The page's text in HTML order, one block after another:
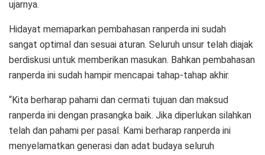
ujarnya.
Hidayat memaparkan pembahasan ranperda ini sudah
sangat optimal dan sesuai aturan. Seluruh unsur telah diajak
berdiskusi untuk memberikan masukan. Bahkan pembahasan
ranperda ini sudah hampir mencapai tahap-tahap akhir.
“Kita berharap pahami dan cermati tujuan dan maksud
ranperda ini dengan prasangka baik. Jika diperlukan silahkan
telah dan pahami per pasal. Kami berharap ranperda ini
menyelamatkan generasi dan adat budaya seluruh